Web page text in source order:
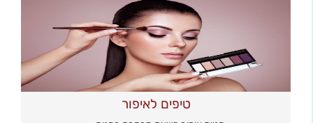
טיפים לאיפור